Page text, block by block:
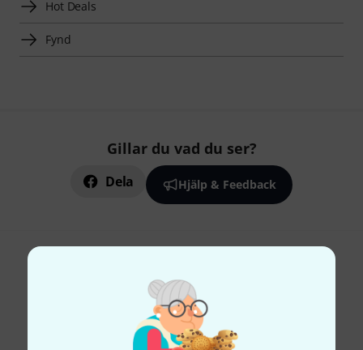
Hot Deals
Fynd
Gillar du vad du ser?
Dela Hjälp & Feedback
Thomann nyhetsbrev